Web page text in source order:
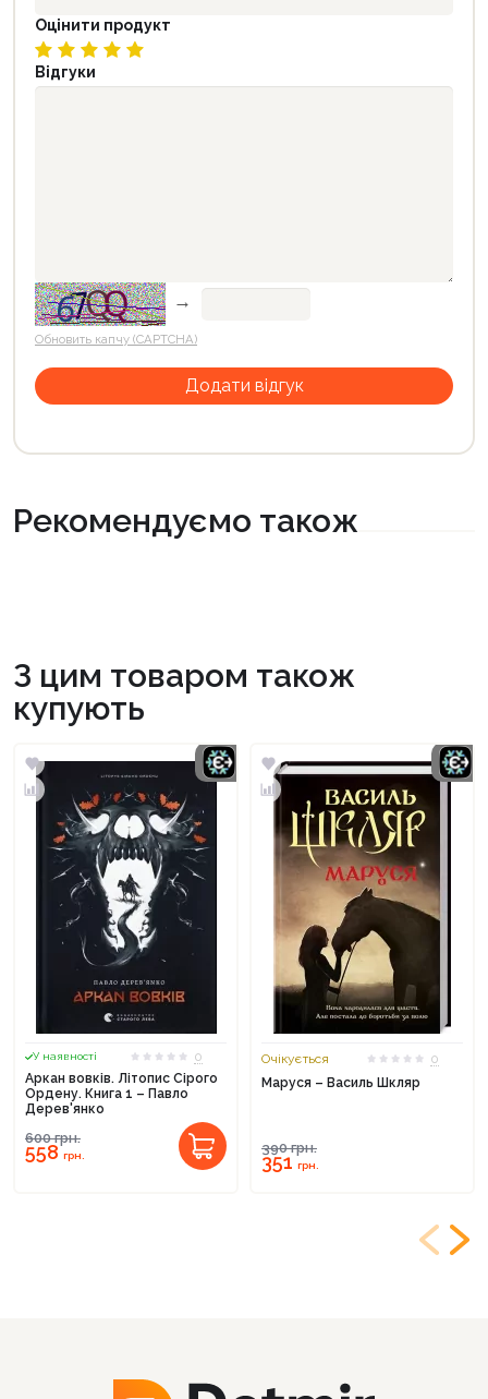
Оцінити продукт
Відгуки
→
Обновить капчу (CAPTCHA)
Рекомендуємо також
З цим товаром також
купують
У наявності
0
Аркан вовків. Літопис Сірого
Ордену. Книга 1 – Павло
Дерев'янко
600грн.
558грн.
Очікується
0
Маруся – Василь Шкляр
390грн.
351грн.